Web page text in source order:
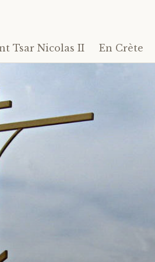
Tsar Nicolas II En Crète